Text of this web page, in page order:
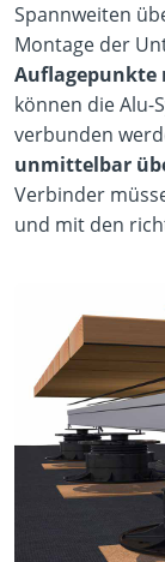
Spannweiten
Montage der
Auflagepunkte
können die
verbunden
unmittelbar
Verbinder
und mit den